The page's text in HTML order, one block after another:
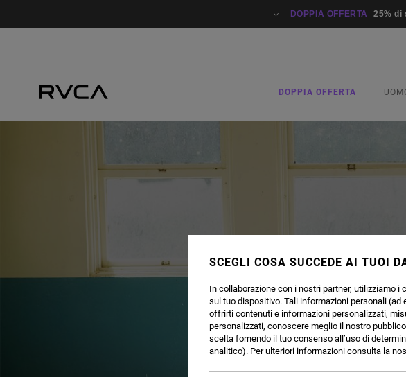
DOPPIA OFFERTA 25% di
DOPPIA OFFERTA
SCEGLI COSA SUCCEDE AI TUOI
In collaborazione con i nostri partner, utilizziamo
sul tuo dispositivo. Tali informazioni personali (ad
offrirti contenuti e informazioni personalizzati,
personalizzati, conoscere meglio il nostro
scelta fornendo il tuo consenso all’uso di
analitico). Per ulteriori informazioni consulta la